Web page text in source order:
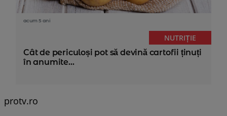
acum 5 ani
NUTRIȚIE
Cât de periculoși pot să devină cartofii ținuți
în anumite...
protv.ro